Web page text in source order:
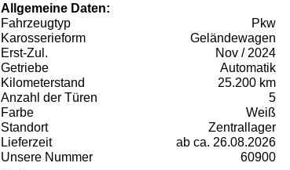
Allgemeine Daten:
Fahrzeugtyp
Pkw
Karosserieform
Geländewagen
Erst-Zul.
Nov / 2024
Getriebe
Automatik
Kilometerstand
25.200 km
Anzahl der Türen
5
Farbe
Weiß
Standort
Zentrallager
Lieferzeit
ab ca. 26.08.2026
Unsere Nummer
60900